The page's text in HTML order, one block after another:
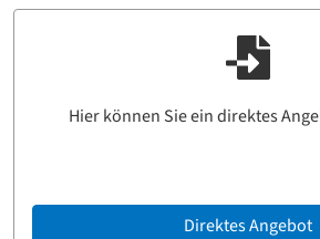
Hier können Sie ein direktes
Direktes Angebot